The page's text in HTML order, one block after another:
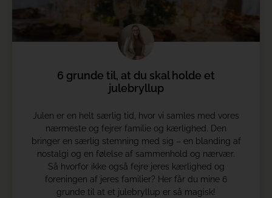
6 grunde til, at du skal holde et
julebryllup
Julen er en helt særlig tid, hvor vi samles med vores
nærmeste og fejrer familie og kærlighed. Den
bringer en særlig stemning med sig – en blanding af
nostalgi og en følelse af sammenhold og nærvær.
Så hvorfor ikke også fejre jeres kærlighed og
foreningen af jeres familier? Her får du mine 6
grunde til at et julebryllup er så magisk!